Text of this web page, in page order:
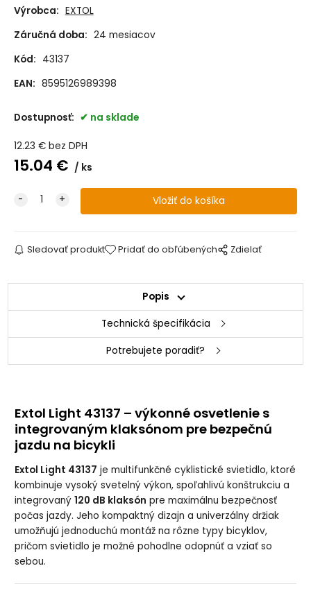
Výrobca: EXTOL
Záručná doba: 24 mesiacov
Kód: 43137
EAN: 8595126989398
Dostupnosť: na sklade
12.23 € bez DPH
15.04 € ks
Sledovať produkt Pridať do obľúbených Zdielať
Popis
Technická špecifikácia
Potrebujete poradiť?
Extol Light 43137 – výkonné osvetlenie s
integrovaným klaksónom pre bezpečnú
jazdu na bicykli
Extol Light 43137 je multifunkčné cyklistické svietidlo, ktoré
kombinuje vysoký svetelný výkon, spoľahlivú konštrukciu a
integrovaný120 dB klaksón pre maximálnu bezpečnosť
počas jazdy. Jeho kompaktný dizajn a univerzálny držiak
umožňujú jednoduchú montáž na rôzne typy bicyklov,
pričom svietidlo je možné pohodlne odopnúť a vziať so
sebou.